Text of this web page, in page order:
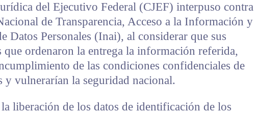
del Ejecutivo Federal (CJEF) interpuso contra
de Transparencia, Acceso a la Información y
Datos Personales (Inai), al considerar que sus
que ordenaron la entrega la información referida,
de las condiciones confidenciales de
y vulnerarían la seguridad nacional.
liberación de los datos de identificación de los